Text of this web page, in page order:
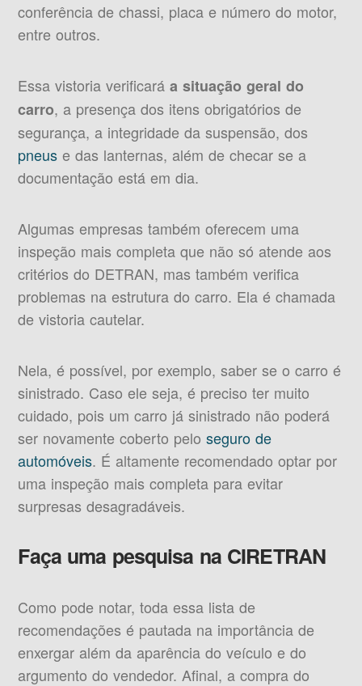
conferência de chassi, placa e número do motor,
entre outros.
Essa vistoria verificaráa situação geral do
carro, a presença dos itens obrigatórios de
segurança, a integridade da suspensão, dos
pneus e das lanternas, além de checar se a
documentação está em dia.
Algumas empresas também oferecem uma
inspeção mais completa que não só atende aos
critérios do DETRAN, mas também verifica
problemas na estrutura do carro. Ela é chamada
de vistoria cautelar.
Nela, é possível, por exemplo, saber se o carro é
sinistrado. Caso ele seja, é preciso ter muito
cuidado, pois um carro já sinistrado não poderá
ser novamente coberto peloseguro de
automóveis. É altamente recomendado optar por
uma inspeção mais completa para evitar
surpresas desagradáveis.
Faça uma pesquisa na CIRETRAN
Como pode notar, toda essa lista de
recomendações é pautada na importância de
enxergar além da aparência do veículo e do
argumento do vendedor. Afinal, a compra do